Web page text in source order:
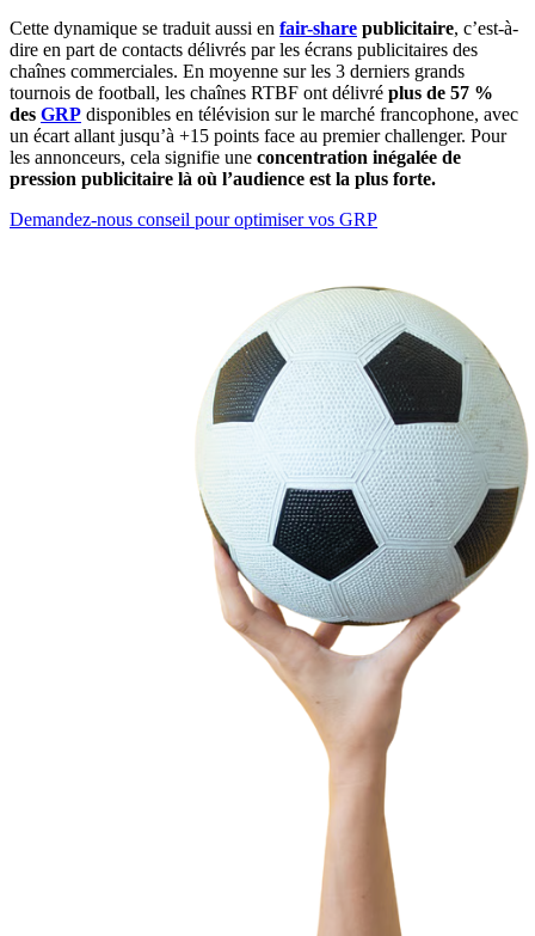
Cette dynamique se traduit aussi en fair-share publicitaire, c’est-à-
dire en part de contacts délivrés par les écrans publicitaires des
chaînes commerciales. En moyenne sur les 3 derniers grands
tournois de football, les chaînes RTBF ont délivré plus de 57 %
des GRP disponibles en télévision sur le marché francophone, avec
un écart allant jusqu’à +15 points face au premier challenger. Pour
les annonceurs, cela signifie une concentration inégalée de
pression publicitaire là où l’audience est la plus forte.
Demandez-nous conseil pour optimiser vos GRP